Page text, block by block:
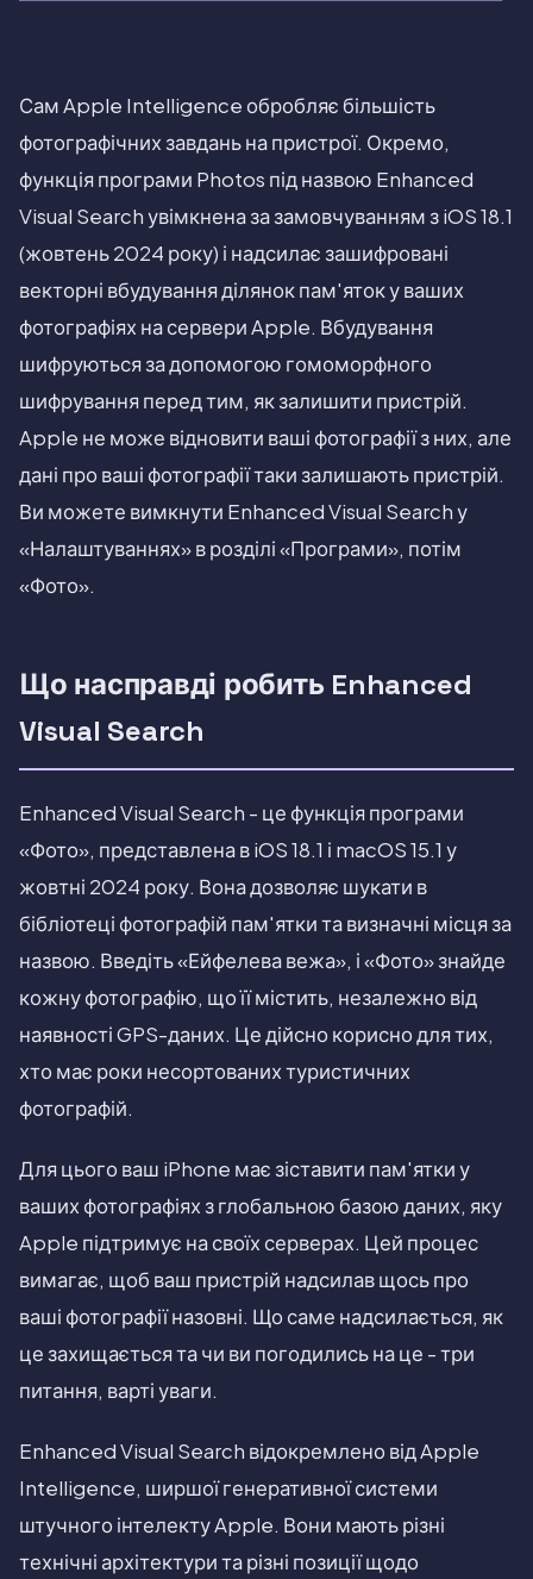
Сам Apple Intelligence обробляє більшість
фотографічних завдань на пристрої. Окремо,
функція програми Photos під назвою Enhanced
Visual Search увімкнена за замовчуванням з iOS 18.1
(жовтень 2024 року) і надсилає зашифровані
векторні вбудування ділянок пам'яток у ваших
фотографіях на сервери Apple. Вбудування
шифруються за допомогою гомоморфного
шифрування перед тим, як залишити пристрій.
Apple не може відновити ваші фотографії з них, але
дані про ваші фотографії таки залишають пристрій.
Ви можете вимкнути Enhanced Visual Search у
«Налаштуваннях» в розділі «Програми», потім
«Фото».
Що насправді робить Enhanced
Visual Search
Enhanced Visual Search - це функція програми
«Фото», представлена в iOS 18.1 і macOS 15.1 у
жовтні 2024 року. Вона дозволяє шукати в
бібліотеці фотографій пам'ятки та визначні місця за
назвою. Введіть «Ейфелева вежа», і «Фото» знайде
кожну фотографію, що її містить, незалежно від
наявності GPS-даних. Це дійсно корисно для тих,
хто має роки несортованих туристичних
фотографій.
Для цього ваш iPhone має зіставити пам'ятки у
ваших фотографіях з глобальною базою даних, яку
Apple підтримує на своїх серверах. Цей процес
вимагає, щоб ваш пристрій надсилав щось про
ваші фотографії назовні. Що саме надсилається, як
це захищається та чи ви погодились на це - три
питання, варті уваги.
Enhanced Visual Search відокремлено від Apple
Intelligence, ширшої генеративної системи
штучного інтелекту Apple. Вони мають різні
технічні архітектури та різні позиції щодо